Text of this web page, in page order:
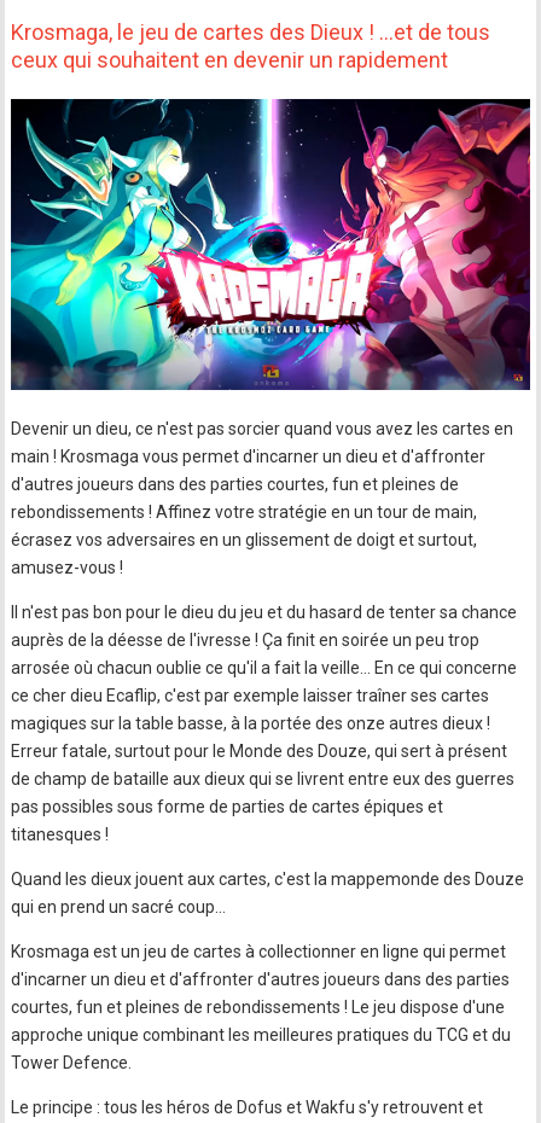
Krosmaga, le jeu de cartes des Dieux ! ...et de tous
ceux qui souhaitent en devenir un rapidement
Devenir un dieu, ce n'est pas sorcier quand vous avez les cartes en
main ! Krosmaga vous permet d'incarner un dieu et d'affronter
d'autres joueurs dans des parties courtes, fun et pleines de
rebondissements ! Affinez votre stratégie en un tour de main,
écrasez vos adversaires en un glissement de doigt et surtout,
amusez-vous !
Il n'est pas bon pour le dieu du jeu et du hasard de tenter sa chance
auprès de la déesse de l'ivresse ! Ça finit en soirée un peu trop
arrosée où chacun oublie ce qu'il a fait la veille… En ce qui concerne
ce cher dieu Ecaflip, c'est par exemple laisser traîner ses cartes
magiques sur la table basse, à la portée des onze autres dieux !
Erreur fatale, surtout pour le Monde des Douze, qui sert à présent
de champ de bataille aux dieux qui se livrent entre eux des guerres
pas possibles sous forme de parties de cartes épiques et
titanesques !
Quand les dieux jouent aux cartes, c'est la mappemonde des Douze
qui en prend un sacré coup…
Krosmaga est un jeu de cartes à collectionner en ligne qui permet
d'incarner un dieu et d'affronter d'autres joueurs dans des parties
courtes, fun et pleines de rebondissements ! Le jeu dispose d'une
approche unique combinant les meilleures pratiques du TCG et du
Tower Defence.
Le principe : tous les héros de Dofus et Wakfu s'y retrouvent et